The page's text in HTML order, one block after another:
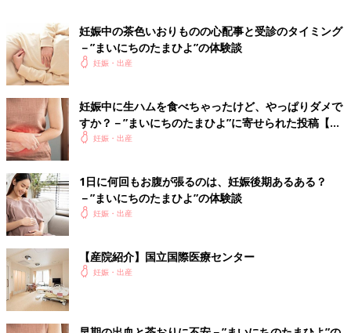
あります。
妊娠中の茶色いおりものの心配事と受診のタイミング
－”まいにちのたまひよ”の体験談
妊娠・出産
妊娠中に生ハムを食べちゃったけど、やっぱりダメで
すか？－”まいにちのたまひよ”に寄せられた投稿【体
験談】妊娠・出産
1日に何回もお腹が張るのは、妊娠後期あるある？
－”まいにちのたまひよ”の体験談
妊娠・出産
【産院紹介】国立国際医療センター
妊娠・出産